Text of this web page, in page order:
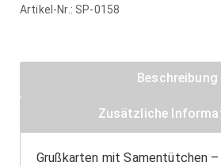
Artikel-Nr.: SP-0158
Beschreibung
Zusätzliche
Grußkarten mit Samentütchen